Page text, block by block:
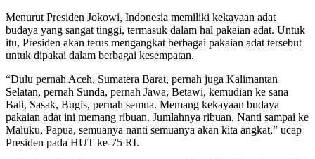
Menurut Presiden Jokowi, Indonesia memiliki kekayaan adat
budaya yang sangat tinggi, termasuk dalam hal pakaian adat. Untuk
itu, Presiden akan terus mengangkat berbagai pakaian adat tersebut
untuk dipakai dalam berbagai kesempatan.
“Dulu pernah Aceh, Sumatera Barat, pernah juga Kalimantan
Selatan, pernah Sunda, pernah Jawa, Betawi, kemudian ke sana
Bali, Sasak, Bugis, pernah semua. Memang kekayaan budaya
pakaian adat ini memang ribuan. Jumlahnya ribuan. Nanti sampai ke
Maluku, Papua, semuanya nanti semuanya akan kita angkat,” ucap
Presiden pada HUT ke-75 RI.